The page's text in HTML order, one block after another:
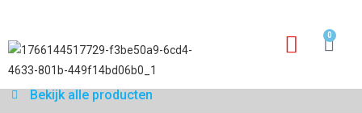
0
Bekijk alle producten